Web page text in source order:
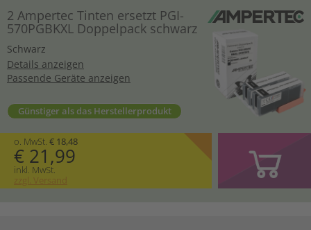
2 Ampertec Tinten ersetzt PGI-
570PGBKXL Doppelpack schwarz
Schwarz
Details anzeigen
Passende Geräte anzeigen
Günstiger als das Herstellerprodukt
o. MwSt. € 18,48
€ 21,99
inkl. MwSt.
zzgl. Versand